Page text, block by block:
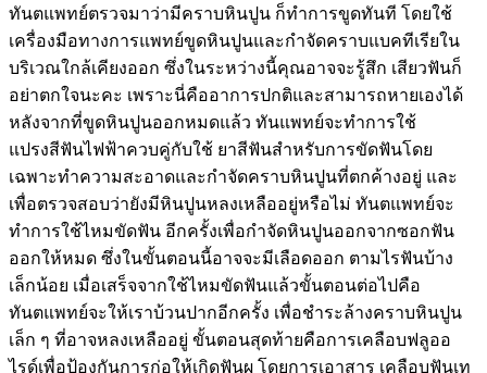
ทันตแพทย์ตรวจมาว่ามีคราบหินปูน ก็ทำการขูดทันที โดยใช้
เครื่องมือทางการแพทย์ขูดหินปูนและกำจัดคราบแบคทีเรียใน
บริเวณใกล้เคียงออก ซึ่งในระหว่างนี้คุณอาจจะรู้สึก เสียวฟันก็
อย่าตกใจนะคะ เพราะนี่คืออาการปกติและสามารถหายเองได้
หลังจากที่ขูดหินปูนออกหมดแล้ว ทันแพทย์จะทำการใช้
แปรงสีฟันไฟฟ้าควบคู่กับใช้ ยาสีฟันสำหรับการขัดฟันโดย
เฉพาะทำความสะอาดและกำจัดคราบหินปูนที่ตกค้างอยู่ และ
เพื่อตรวจสอบว่ายังมีหินปูนหลงเหลืออยู่หรือไม่ ทันตแพทย์จะ
ทำการใช้ไหมขัดฟัน อีกครั้งเพื่อกำจัดหินปูนออกจากซอกฟัน
ออกให้หมด ซึ่งในขั้นตอนนี้อาจจะมีเลือดออก ตามไรฟันบ้าง
เล็กน้อย เมื่อเสร็จจากใช้ไหมขัดฟันแล้วขั้นตอนต่อไปคือ
ทันตแพทย์จะให้เราบ้วนปากอีกครั้ง เพื่อชำระล้างคราบหินปูน
เล็ก ๆ ที่อาจหลงเหลืออยู่ ขั้นตอนสุดท้ายคือการเคลือบฟลูออ
ไรด์เพื่อป้องกันการก่อให้เกิดฟันผุ โดยการเอาสาร เคลือบฟันเท